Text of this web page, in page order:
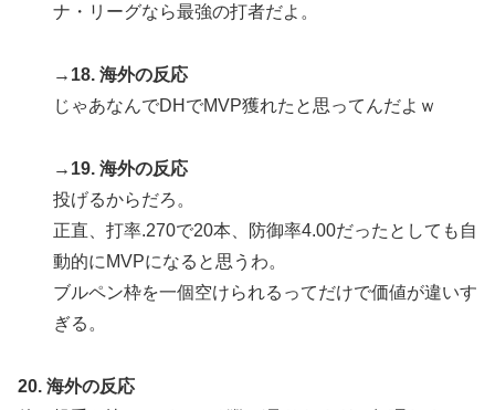
ナ・リーグなら最強の打者だよ。
→18. 海外の反応
じゃあなんでDHでMVP獲れたと思ってんだよｗ
→19. 海外の反応
投げるからだろ。
正直、打率.270で20本、防御率4.00だったとしても自
動的にMVPになると思うわ。
ブルペン枠を一個空けられるってだけで価値が違いす
ぎる。
20. 海外の反応